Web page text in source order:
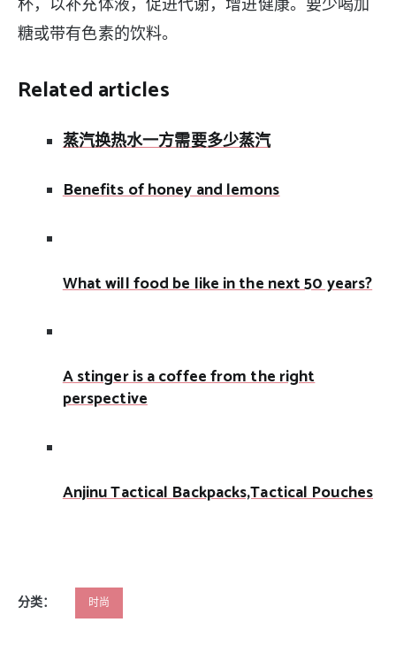
杯，以补充体液，促进代谢，增进健康。要少喝加
糖或带有色素的饮料。
Related articles
蒸汽换热水一方需要多少蒸汽
Benefits of honey and lemons
What will food be like in the next 50 years?
A stinger is a coffee from the right
perspective
Anjinu Tactical Backpacks,Tactical Pouches
分类： 时尚